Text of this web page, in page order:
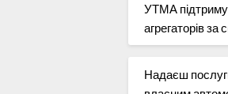
УТМА
агрегаторів за
Надаєш